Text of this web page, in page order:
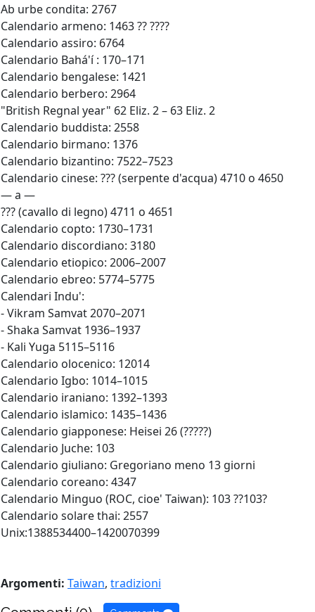
Ab urbe condita: 2767
Calendario armeno: 1463 ?? ????
Calendario assiro: 6764
Calendario Bahá'í : 170–171
Calendario bengalese: 1421
Calendario berbero: 2964
"British Regnal year" 62 Eliz. 2 – 63 Eliz. 2
Calendario buddista: 2558
Calendario birmano: 1376
Calendario bizantino: 7522–7523
Calendario cinese: ??? (serpente d'acqua) 4710 o 4650
— a —
??? (cavallo di legno) 4711 o 4651
Calendario copto: 1730–1731
Calendario discordiano: 3180
Calendario etiopico: 2006–2007
Calendario ebreo: 5774–5775
Calendari Indu':
- Vikram Samvat 2070–2071
- Shaka Samvat 1936–1937
- Kali Yuga 5115–5116
Calendario olocenico: 12014
Calendario Igbo: 1014–1015
Calendario iraniano: 1392–1393
Calendario islamico: 1435–1436
Calendario giapponese: Heisei 26 (?????)
Calendario Juche: 103
Calendario giuliano: Gregoriano meno 13 giorni
Calendario coreano: 4347
Calendario Minguo (ROC, cioe' Taiwan): 103 ??103?
Calendario solare thai: 2557
Unix:1388534400–1420070399
Argomenti: Taiwan, tradizioni